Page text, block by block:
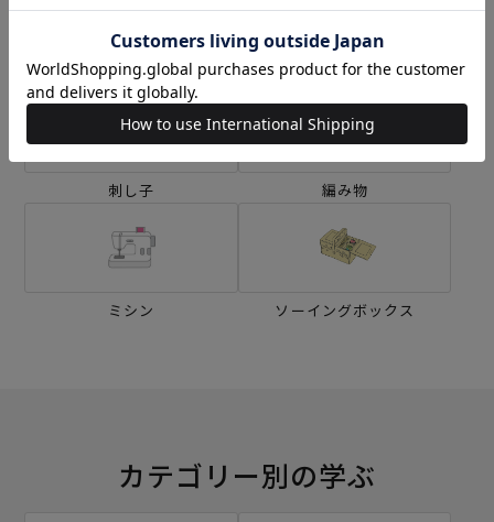
生地 キット
刺し子 編み物
ミシン ソーイングボックス
カテゴリー別の学ぶ